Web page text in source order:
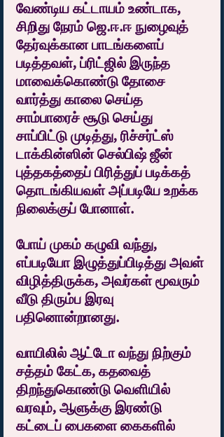
வேண்டிய கட்டாயம் உண்டாக,
சிறிது நேரம் ஜெ.ஈ.ஈ நுழைவுத்
தேர்வுக்கான பாடங்களைப்
படித்தவள், ப்ரிட்ஜில் இருந்த
மாவைக்கொண்டு தோசை
வார்த்து காலை செய்த
சாம்பாரைச் சூடு செய்து
சாப்பிட்டு முடித்து, ரிச்சர்ட்ஸ்
டாக்கின்ஸின் செல்பிஷ் ஜீன்
புத்தகத்தைப் பிரித்துப் படிக்கத்
தொடங்கியவள் அப்படியே உறக்க
நிலைக்குப் போனாள்.
போய் முகம் கழுவி வந்து,
எப்படியோ இழுத்துப்பிடித்து அவள்
விழித்திருக்க, அவர்கள் மூவரும்
வீடு திரும்ப இரவு
பதினொன்றானது.
வாயிலில் ஆட்டோ வந்து நிற்கும்
சத்தம் கேட்க, கதவைத்
திறந்துகொண்டு வெளியில்
வரவும், ஆளுக்கு இரண்டு
கட்டைப் பைகளை கைகளில்